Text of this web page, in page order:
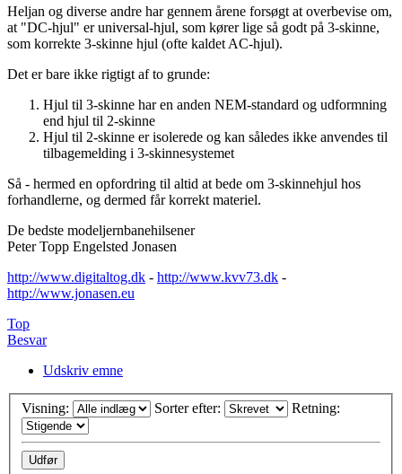
Heljan og diverse andre har gennem årene forsøgt at overbevise om,
at "DC-hjul" er universal-hjul, som kører lige så godt på 3-skinne,
som korrekte 3-skinne hjul (ofte kaldet AC-hjul).
Det er bare ikke rigtigt af to grunde:
Hjul til 3-skinne har en anden NEM-standard og udformning
end hjul til 2-skinne
Hjul til 2-skinne er isolerede og kan således ikke anvendes til
tilbagemelding i 3-skinnesystemet
Så - hermed en opfordring til altid at bede om 3-skinnehjul hos
forhandlerne, og dermed får korrekt materiel.
De bedste modeljernbanehilsener
Peter Topp Engelsted Jonasen
http://www.digitaltog.dk - http://www.kvv73.dk -
http://www.jonasen.eu
Top
Besvar
Udskriv emne
Visning: Sorter efter: Retning: